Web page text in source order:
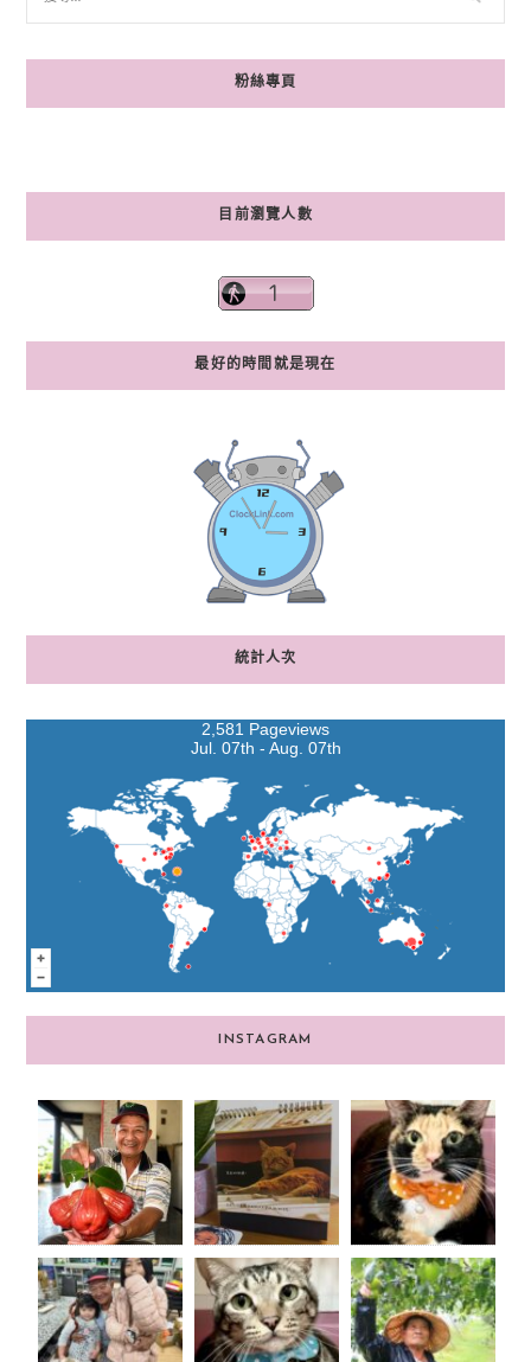
粉絲專頁
目前瀏覽人數
最好的時間就是現在
統計人次
2,581 Pageviews
Jul. 07th - Aug. 07th
INSTAGRAM